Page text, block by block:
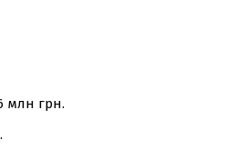
млн грн.